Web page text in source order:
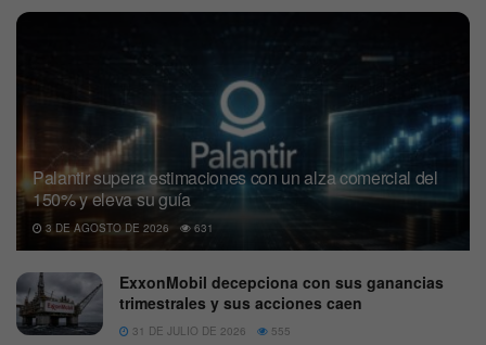
Palantir supera estimaciones con un alza comercial del
150% y eleva su guía
3 DE AGOSTO DE 2026 631
ExxonMobil decepciona con sus ganancias
trimestrales y sus acciones caen
31 DE JULIO DE 2026 555